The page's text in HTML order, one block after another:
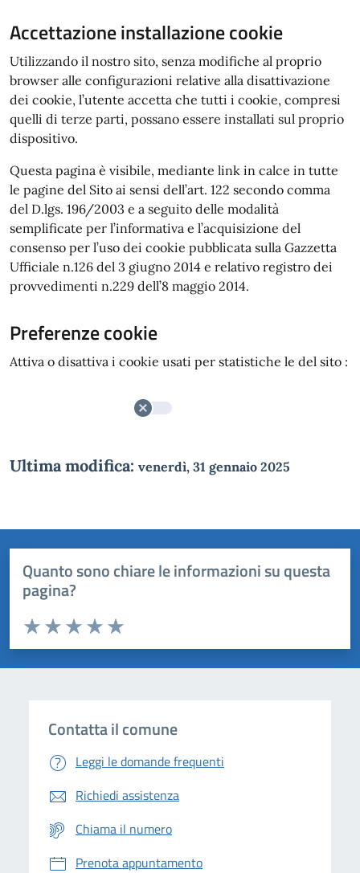
Accettazione installazione cookie
Utilizzando il nostro sito, senza modifiche al proprio
browser alle configurazioni relative alla disattivazione
dei cookie, l’utente accetta che tutti i cookie, compresi
quelli di terze parti, possano essere installati sul proprio
dispositivo.
Questa pagina è visibile, mediante link in calce in tutte
le pagine del Sito ai sensi dell’art. 122 secondo comma
del D.lgs. 196/2003 e a seguito delle modalità
semplificate per l’informativa e l’acquisizione del
consenso per l’uso dei cookie pubblicata sulla Gazzetta
Ufficiale n.126 del 3 giugno 2014 e relativo registro dei
provvedimenti n.229 dell’8 maggio 2014.
Preferenze cookie
Attiva o disattiva i cookie usati per statistiche le del sito :
Ultima modifica: venerdì, 31 gennaio 2025
Quanto sono chiare le informazioni su questa
pagina?
Domanda
Valuta da 1 a 5 stelle la pagina
Contatta il comune
Leggi le domande frequenti
Richiedi assistenza
Chiama il numero
Prenota appuntamento